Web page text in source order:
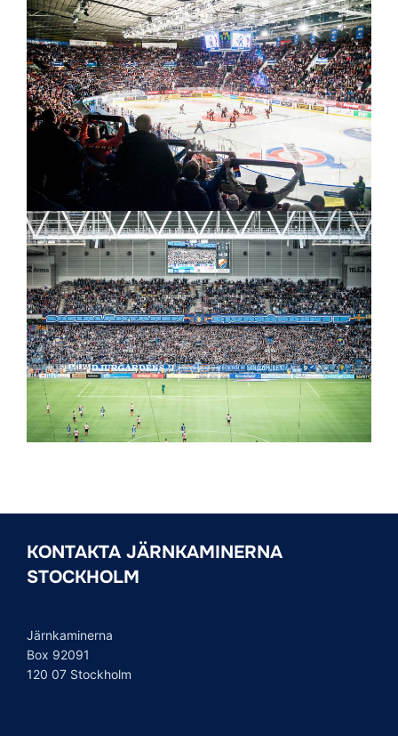
KONTAKTA JÄRNKAMINERNA
STOCKHOLM
Järnkaminerna
Box 92091
120 07 Stockholm